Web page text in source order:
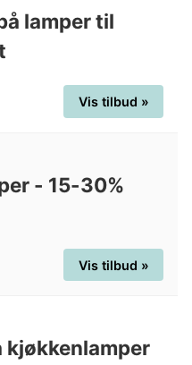
lamper til
Vis tilbud »
- 15-30%
Vis tilbud »
kjøkkenlamper